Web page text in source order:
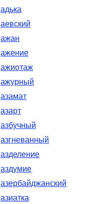
адька
аевский
ажан
ажение
ажиотаж
ажурный
азамат
азарт
азбучный
азгневанный
азделение
аздумие
азербайджанский
азиатка